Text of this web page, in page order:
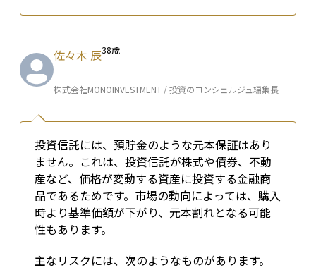
佐々木 辰38歳
株式会社MONOINVESTMENT / 投資のコンシェルジュ編集長
投資信託には、預貯金のような元本保証はあり
ません。これは、投資信託が株式や債券、不動
産など、価格が変動する資産に投資する金融商
品であるためです。市場の動向によっては、購入
時より基準価額が下がり、元本割れとなる可能
性もあります。
主なリスクには、次のようなものがあります。